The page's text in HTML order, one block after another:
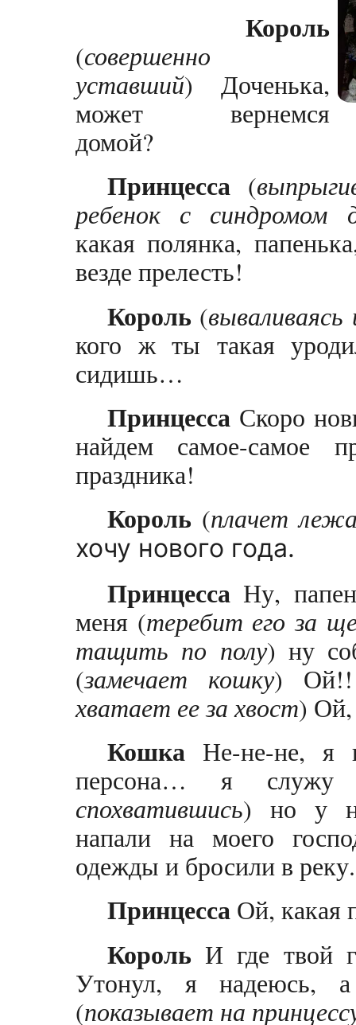
Король
(совершенно
уставший) Доченька,
может вернемся
домой?
Принцесса (
ребенок с синдромом
какая полянка,
везде прелесть!
Король (
кого ж ты такая
сидишь…
Принцесса Скоро
найдем самое-самое
праздника!
Король (плачет
хочу нового года.
Принцесса Ну,
меня (теребит его за
тащить по полу) ну
(замечает кошку)
хватает ее за хвост) Ой,
Кошка Не-не-не, я
персона… я служу
спохватившись) но у
напали на моего
одежды и бросили в реку.
Принцесса Ой, какая
Король И где твой
Утонул, я надеюсь,
(показывает на